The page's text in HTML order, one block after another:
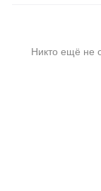
Никто ещё не